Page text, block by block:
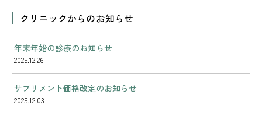
クリニックからのお知らせ
2025.12.26
年末年始の診療のお知らせ
2025.12.03
サプリメント価格改定のお知らせ